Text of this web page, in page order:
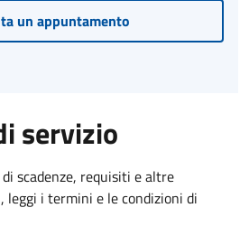
un appuntamento
servizio
scadenze, requisiti e altre
i termini e le condizioni di